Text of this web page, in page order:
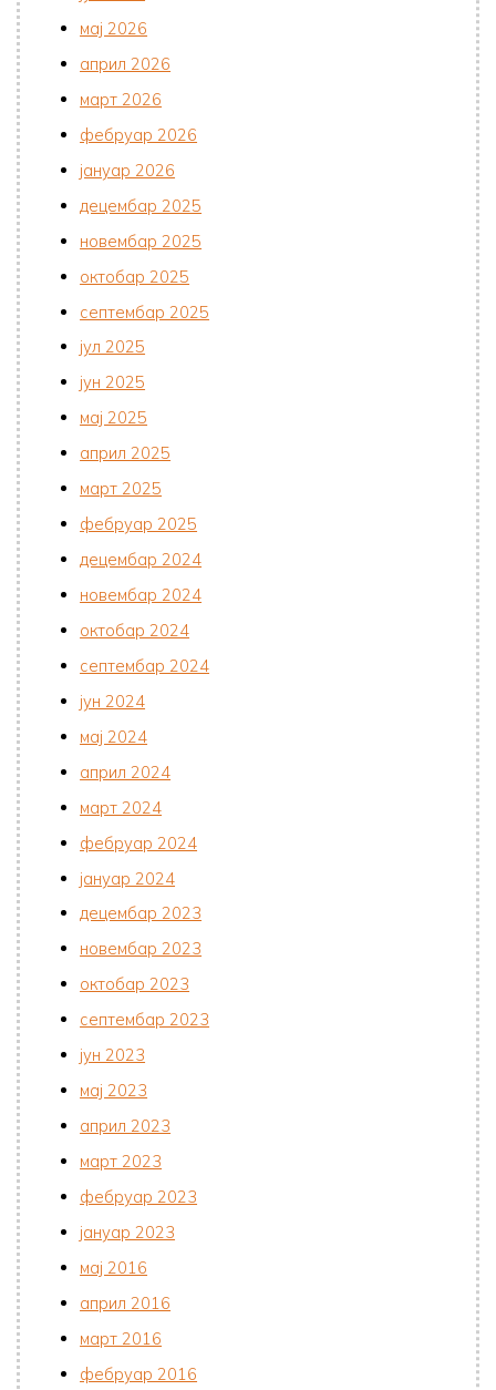
мај 2026
април 2026
март 2026
фебруар 2026
јануар 2026
децембар 2025
новембар 2025
октобар 2025
септембар 2025
јул 2025
јун 2025
мај 2025
април 2025
март 2025
фебруар 2025
децембар 2024
новембар 2024
октобар 2024
септембар 2024
јун 2024
мај 2024
април 2024
март 2024
фебруар 2024
јануар 2024
децембар 2023
новембар 2023
октобар 2023
септембар 2023
јун 2023
мај 2023
април 2023
март 2023
фебруар 2023
јануар 2023
мај 2016
април 2016
март 2016
фебруар 2016